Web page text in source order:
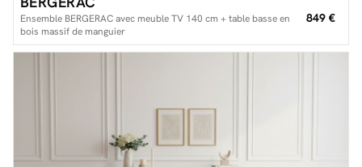
Ensemble BERGERAC avec meuble TV 140 cm + table basse en
bois massif de manguier
849 €